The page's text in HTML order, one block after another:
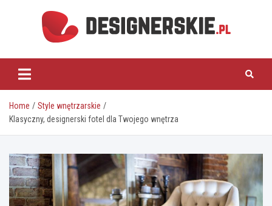
designerskie.pl
Home
Style wnętrzarskie
Klasyczny, designerski fotel dla Twojego wnętrza